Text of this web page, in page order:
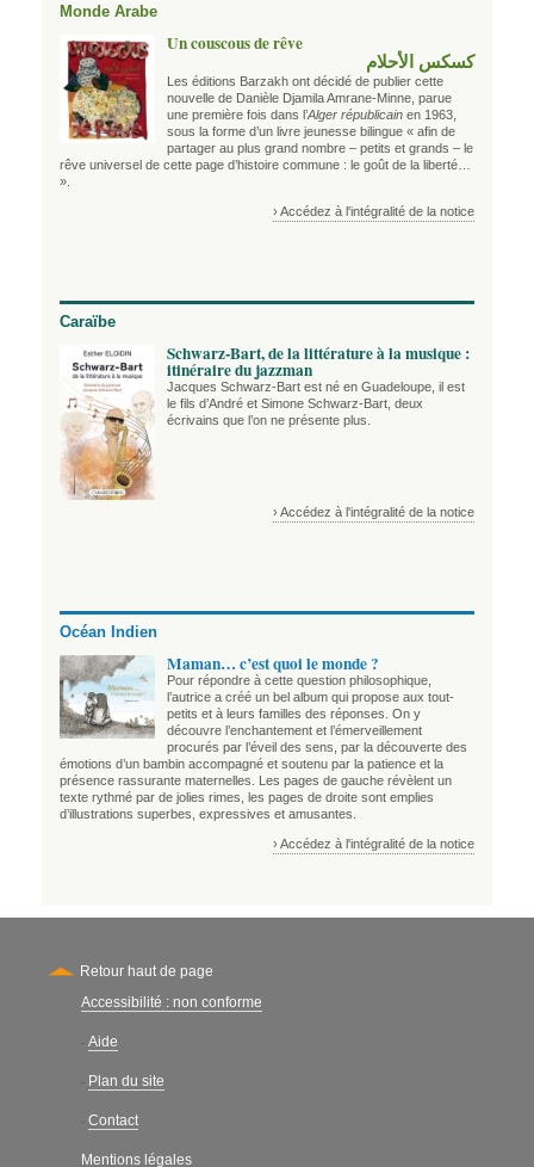
Monde Arabe
Un couscous de rêve
كسكس الأحلام
Les éditions Barzakh ont décidé de publier cette
nouvelle de Danièle Djamila Amrane-Minne, parue
une première fois dans l’Alger républicain en 1963,
sous la forme d’un livre jeunesse bilingue « afin de
partager au plus grand nombre – petits et grands – le
rêve universel de cette page d’histoire commune : le goût de la liberté…
».
› Accédez à l'intégralité de la notice
Caraïbe
Schwarz-Bart, de la littérature à la musique :
itinéraire du jazzman
Jacques Schwarz-Bart est né en Guadeloupe, il est
le fils d’André et Simone Schwarz-Bart, deux
écrivains que l’on ne présente plus.
› Accédez à l'intégralité de la notice
Océan Indien
Maman… c’est quoi le monde ?
Pour répondre à cette question philosophique,
l’autrice a créé un bel album qui propose aux tout-
petits et à leurs familles des réponses. On y
découvre l’enchantement et l’émerveillement
procurés par l’éveil des sens, par la découverte des
émotions d’un bambin accompagné et soutenu par la patience et la
présence rassurante maternelles. Les pages de gauche révèlent un
texte rythmé par de jolies rimes, les pages de droite sont emplies
d’illustrations superbes, expressives et amusantes.
› Accédez à l'intégralité de la notice
Retour haut de page
Secondary
Accessibilité : non conforme
- Aide
- Plan du site
- Contact
Mentions légales